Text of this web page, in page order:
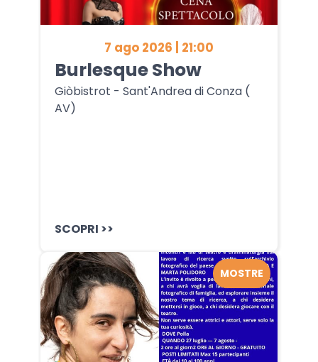
7 ago 2026 | 21:00
Burlesque Show
Giòbistrot - Sant'Andrea di Conza (
AV)
SCOPRI >>
MOSTRE